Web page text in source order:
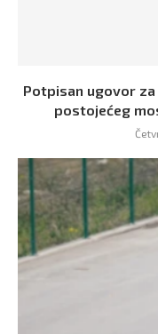
Potpisan ugovor
postojećeg